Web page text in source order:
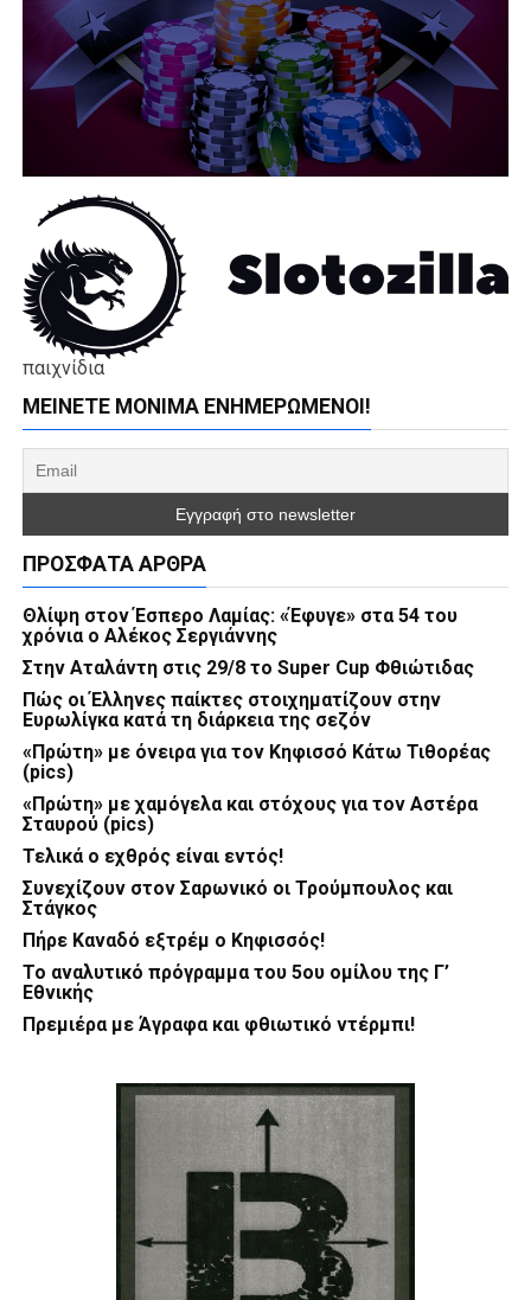
παιχνίδια
ΜΕΊΝΕΤΕ ΜΌΝΙΜΑ ΕΝΗΜΕΡΏΜΕΝΟΙ!
ΠΡΌΣΦΑΤΑ ΆΡΘΡΑ
Θλίψη στον Έσπερο Λαμίας: «Έφυγε» στα 54 του
χρόνια ο Αλέκος Σεργιάννης
Στην Αταλάντη στις 29/8 το Super Cup Φθιώτιδας
Πώς οι Έλληνες παίκτες στοιχηματίζουν στην
Ευρωλίγκα κατά τη διάρκεια της σεζόν
«Πρώτη» με όνειρα για τον Κηφισσό Κάτω Τιθορέας
(pics)
«Πρώτη» με χαμόγελα και στόχους για τον Αστέρα
Σταυρού (pics)
Τελικά ο εχθρός είναι εντός!
Συνεχίζουν στον Σαρωνικό οι Τρούμπουλος και
Στάγκος
Πήρε Καναδό εξτρέμ ο Κηφισσός!
Το αναλυτικό πρόγραμμα του 5ου ομίλου της Γ’
Εθνικής
Πρεμιέρα με Άγραφα και φθιωτικό ντέρμπι!